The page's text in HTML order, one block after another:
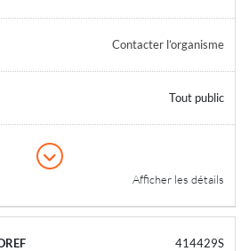
Contacter l’organisme
Tout public
Afficher les détails
414429S